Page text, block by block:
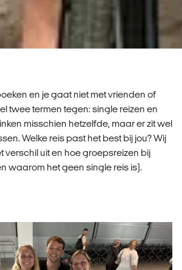
en je gaat niet met vrienden of
twee termen tegen: single reizen en
misschien hetzelfde, maar er zit wel
Welke reis past het best bij jou? Wij
verschil uit en hoe groepsreizen bij
waarom het geen single reis is).